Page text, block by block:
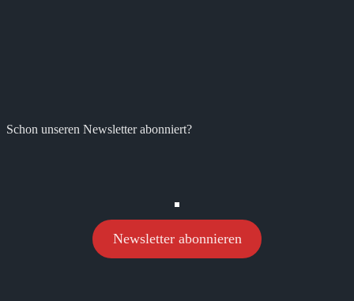
Schon unseren Newsletter abonniert?
Newsletter abonnieren